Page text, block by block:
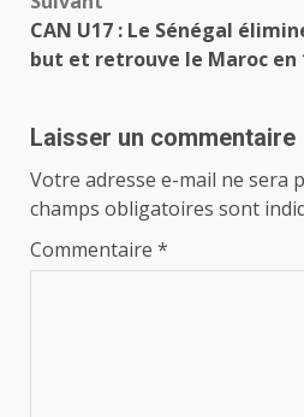
CAN U17 : Le Sénégal
but et retrouve le Maroc en
Laisser un commentaire
Votre adresse e-mail ne sera
champs obligatoires sont
Commentaire *